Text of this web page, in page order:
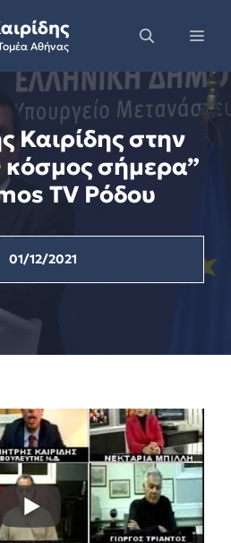
Αθήνας
Καιρίδης στην
σήμερα”
TV Ρόδου
01/12/2021